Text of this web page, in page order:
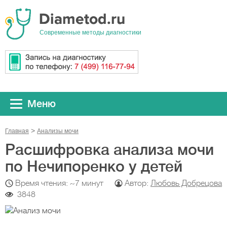
Cовременные методы диагностики
Меню
Главная Анализы мочи
Расшифровка анализа мочи
по Нечипоренко у детей
Время чтения: ~7 минут Автор: Любовь Добрецова
3848